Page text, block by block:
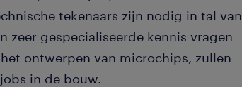
tekenaars zijn nodig in tal van
zeer gespecialiseerde kennis vragen
ontwerpen van microchips, zullen
in de bouw.